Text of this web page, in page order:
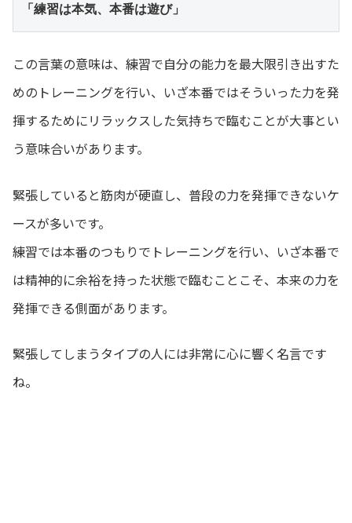
「練習は本気、本番は遊び」
この言葉の意味は、練習で自分の能力を最大限引き出すた
めのトレーニングを行い、いざ本番ではそういった力を発
揮するためにリラックスした気持ちで臨むことが大事とい
う意味合いがあります。
緊張していると筋肉が硬直し、普段の力を発揮できないケ
ースが多いです。
練習では本番のつもりでトレーニングを行い、いざ本番で
は精神的に余裕を持った状態で臨むことこそ、本来の力を
発揮できる側面があります。
緊張してしまうタイプの人には非常に心に響く名言です
ね。